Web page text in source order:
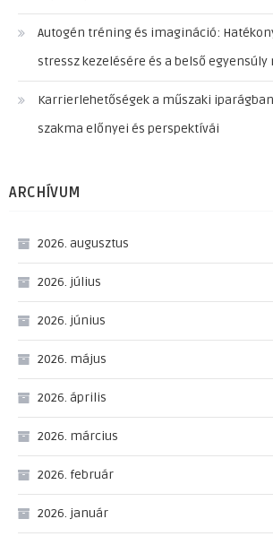
Autogén tréning és imagináció:
stressz kezelésére és a belső
Karrierlehetőségek a műszaki
szakma előnyei és perspektívái
ARCHÍVUM
2026. augusztus
2026. július
2026. június
2026. május
2026. április
2026. március
2026. február
2026. január